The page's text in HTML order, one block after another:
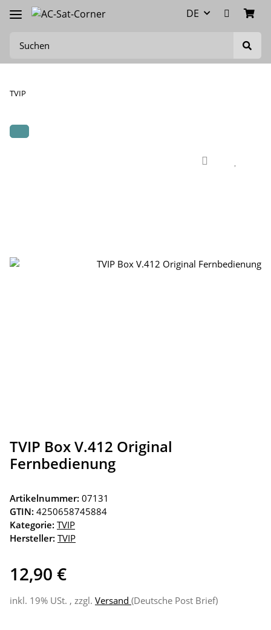
DE
TVIP
TVIP Box V.412 Original
Fernbedienung
Artikelnummer: 07131
GTIN: 4250658745884
Kategorie: TVIP
Hersteller: TVIP
12,90 €
inkl. 19% USt. , zzgl. Versand (Deutsche Post Brief)